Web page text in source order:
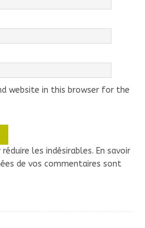
website in this browser for the
les indésirables. En savoir
de vos commentaires sont